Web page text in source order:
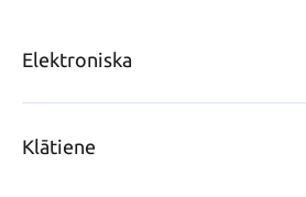
Elektroniska
Klātiene